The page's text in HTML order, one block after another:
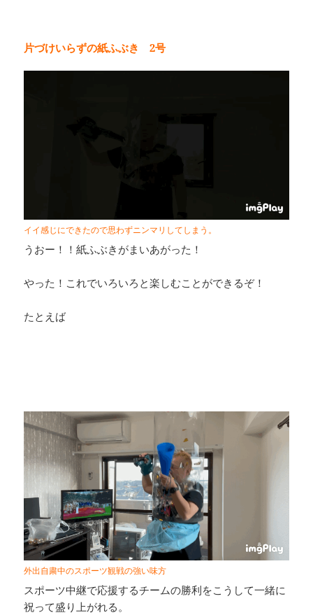
片づけいらずの紙ふぶき 2号
イイ感じにできたので思わずニンマリしてしまう。
うおー！！紙ふぶきがまいあがった！
やった！これでいろいろと楽しむことができるぞ！
たとえば
外出自粛中のスポーツ観戦の強い味方
スポーツ中継で応援するチームの勝利をこうして一緒に
祝って盛り上がれる。